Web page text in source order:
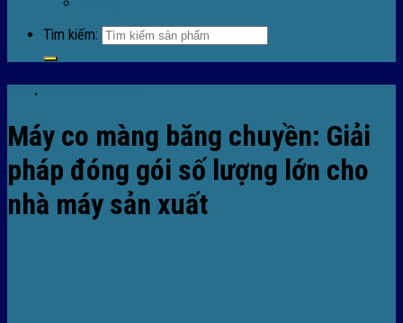
Tìm kiếm:
,
Máy co màng băng chuyền: Giải
pháp đóng gói số lượng lớn cho
nhà máy sản xuất